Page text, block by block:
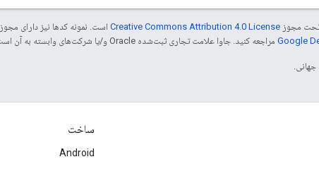
تحت مجوز Creative Commons Attribution 4.0 License است. نمونه کدها نیز دارای مجوز
مراجعه کنید. جاوا علامت تجاری ثبت‌شده Oracle و/یا شرکت‌های وابسته به آن است.
ساخت
Android